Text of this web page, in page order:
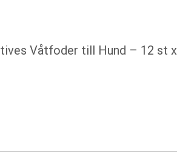
Våtfoder till Hund – 12 st x